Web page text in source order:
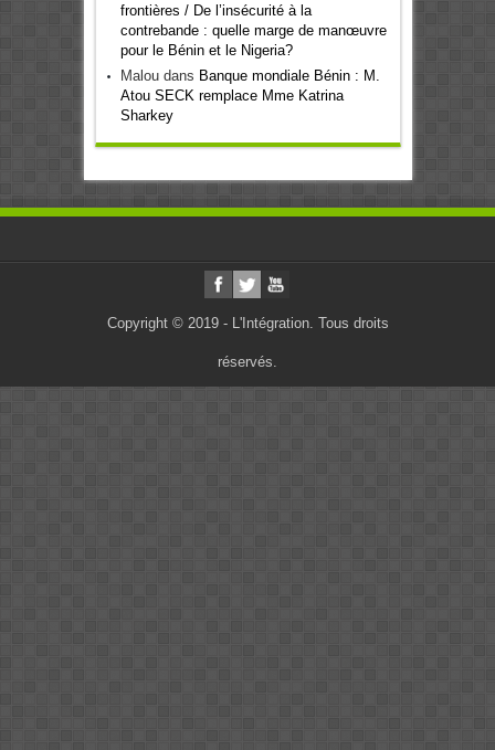
frontières / De l’insécurité à la
contrebande : quelle marge de manœuvre
pour le Bénin et le Nigeria?
Maloudans Banque mondiale Bénin : M.
Atou SECK remplace Mme Katrina
Sharkey
Copyright © 2019 - L'Intégration. Tous droits
réservés.